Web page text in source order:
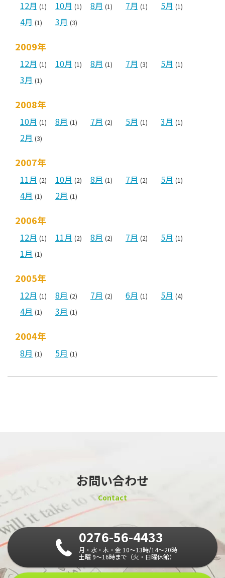
12月 (1) 10月 (1) 8月 (1) 7月 (1) 5月 (1)
4月 (1) 3月 (3)
2009年
12月 (1) 10月 (1) 8月 (1) 7月 (3) 5月 (1)
3月 (1)
2008年
10月 (1) 8月 (1) 7月 (2) 5月 (1) 3月 (1)
2月 (3)
2007年
11月 (2) 10月 (2) 8月 (1) 7月 (2) 5月 (1)
4月 (1) 2月 (1)
2006年
12月 (1) 11月 (2) 8月 (2) 7月 (2) 5月 (1)
1月 (1)
2005年
12月 (1) 8月 (2) 7月 (2) 6月 (1) 5月 (4)
4月 (1) 3月 (1)
2004年
8月 (1) 5月 (1)
お問い合わせ
Contact
0276-56-4433
月・水・木・金 10～13時/14～20時
土曜 9～16時まで（火・日曜休館）